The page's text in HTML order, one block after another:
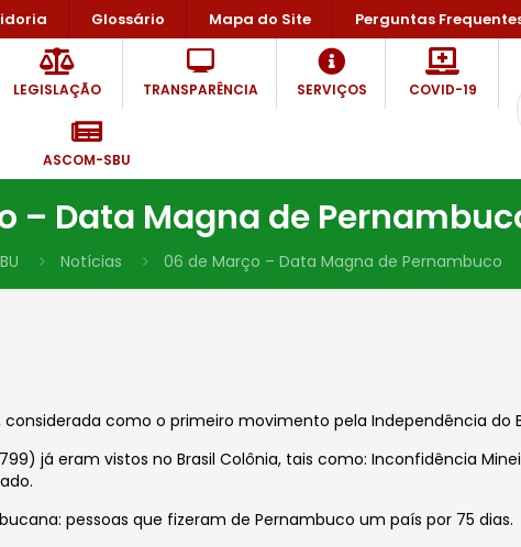
Glossário Mapa do Site Perguntas
LEGISLAÇÃO TRANSPARÊNCIA SERVIÇOS COVID-19
ASCOM-SBU
– Data Magna de
Notícias 06 de Março – Data Magna de Pernambuco
como o primeiro movimento pela Independência do
já eram vistos no Brasil Colônia, tais como: Inconfidência
pessoas que fizeram dePernambuco um país por 75 dias.